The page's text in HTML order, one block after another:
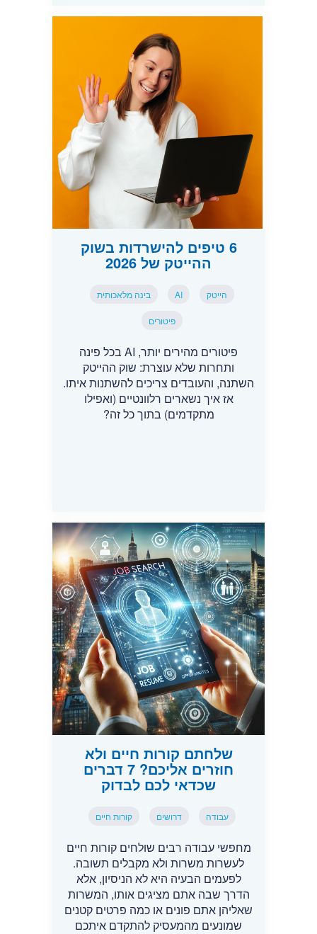
6 טיפים להישרדות בשוק
ההייטק של 2026
הייטק AI בינה מלאכותית
פיטורים
פיטורים מהירים יותר, AI בכל פינה
ותחרות שלא עוצרת: שוק ההייטק
השתנה, והעובדים צריכים להשתנות איתו.
אז איך נשארים רלוונטיים (ואפילו
מתקדמים) בתוך כל זה?
שלחתם קורות חיים ולא
חוזרים אליכם? 7 דברים
שכדאי לכם לבדוק
עבודה דרושים קורות חיים
מחפשי עבודה רבים שולחים קורות חיים
לעשרות משרות ולא מקבלים תשובה.
לפעמים הבעיה היא לא הניסיון, אלא
הדרך שבה אתם מציגים אותו, המשרות
שאליהן אתם פונים או כמה פרטים קטנים
שמונעים מהמעסיק להתקדם איתכם